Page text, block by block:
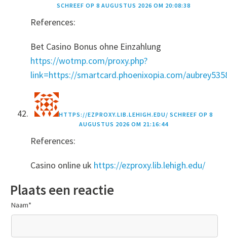
SCHREEF OP 8 AUGUSTUS 2026 OM 20:08:38
References:
Bet Casino Bonus ohne Einzahlung
https://wotmp.com/proxy.php?
link=https://smartcard.phoenixopia.com/
HTTPS://EZPROXY.LIB.LEHIGH.EDU/ SCHREEF OP 8
AUGUSTUS 2026 OM 21:16:44
References:
Casino online uk https://ezproxy.lib.lehigh.edu/
Plaats een reactie
Naam*